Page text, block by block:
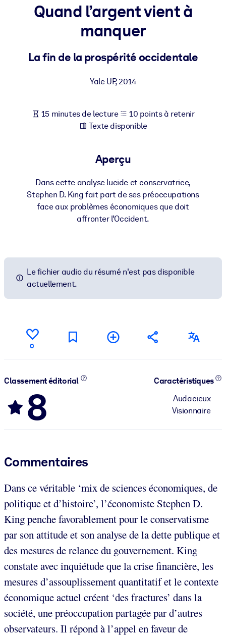
Intégrez des connaissances vérifiées et concises dans votre
Enrichissez votre bibliothèque d'entreprise avec des
commerciales fiables et prêtes à l'emploi.
Alimentez vos systèmes d'IA avec des connaissances fiables et
structurées pour améliorer les résultats.
Quand l’argent vient à
manquer
La fin de la prospérité occidentale
Yale UP,2014
15 minutes de lecture
10 points à retenir
Texte disponible
Aperçu
Dans cette analyse lucide et conservatrice,
Stephen D. King fait part de ses préoccupations
face aux problèmes économiques que doit
affronter l’Occident.
Le fichier audio du résumé n'est pas disponible
actuellement.
0
Classement éditorial
8
Caractéristiques
Audacieux
Visionnaire
Commentaires
Dans ce véritable ‘mix de sciences économiques, de
politique et d’histoire’, l’économiste Stephen D.
King penche favorablement pour le conservatisme
par son attitude et son analyse de la dette publique et
des mesures de relance du gouvernement. King
constate avec inquiétude que la crise financière, les
mesures d’assouplissement quantitatif et le contexte
économique actuel créent ‘des fractures’ dans la
société, une préoccupation partagée par d’autres
observateurs. Il répond à l’appel en faveur de